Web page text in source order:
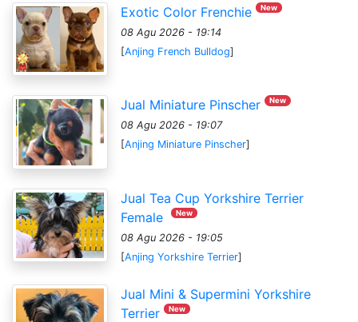
Exotic Color Frenchie New
08 Agu 2026 - 19:14
[Anjing French Bulldog]
Jual Miniature Pinscher New
08 Agu 2026 - 19:07
[Anjing Miniature Pinscher]
Jual Tea Cup Yorkshire Terrier
Female
New
08 Agu 2026 - 19:05
[Anjing Yorkshire Terrier]
Jual Mini & Supermini Yorkshire
Terrier
New